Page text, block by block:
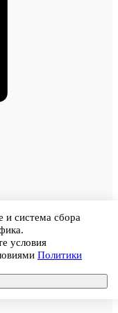
и система сбора
условия
Политики